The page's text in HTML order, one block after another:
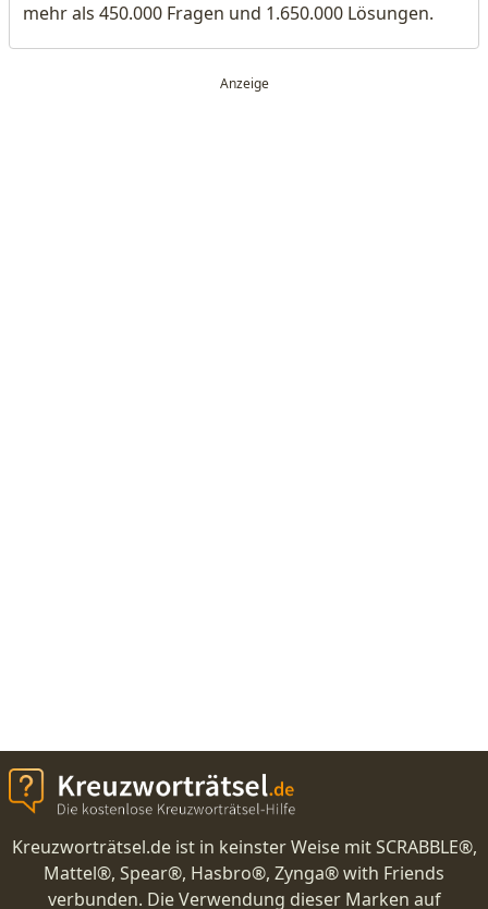
mehr als 450.000 Fragen und 1.650.000 Lösungen.
Kreuzworträtsel.de ist in keinster Weise mit SCRABBLE®,
Mattel®, Spear®, Hasbro®, Zynga® with Friends
verbunden. Die Verwendung dieser Marken auf